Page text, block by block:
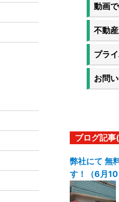
動画
不動
プラ
お問
ブログ記
弊社にて 無
す！（6月10